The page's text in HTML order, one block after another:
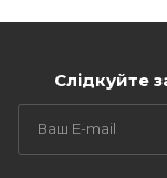
Слідкуйте